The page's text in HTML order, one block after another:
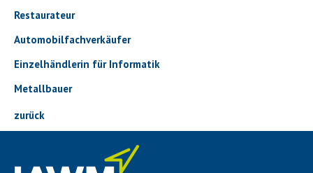
Restaurateur
Automobilfachverkäufer
Einzelhändlerin für Informatik
Metallbauer
zurück